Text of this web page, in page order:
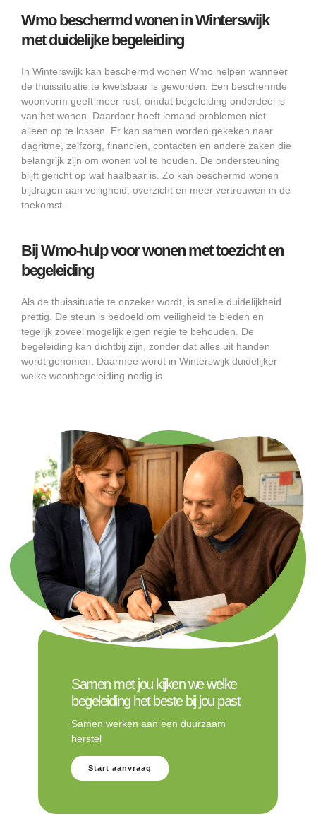
Wmo beschermd wonen in Winterswijk
met duidelijke begeleiding
In Winterswijk kan beschermd wonen Wmo helpen wanneer
de thuissituatie te kwetsbaar is geworden. Een beschermde
woonvorm geeft meer rust, omdat begeleiding onderdeel is
van het wonen. Daardoor hoeft iemand problemen niet
alleen op te lossen. Er kan samen worden gekeken naar
dagritme, zelfzorg, financiën, contacten en andere zaken die
belangrijk zijn om wonen vol te houden. De ondersteuning
blijft gericht op wat haalbaar is. Zo kan beschermd wonen
bijdragen aan veiligheid, overzicht en meer vertrouwen in de
toekomst.
Bij Wmo-hulp voor wonen met toezicht en
begeleiding
Als de thuissituatie te onzeker wordt, is snelle duidelijkheid
prettig. De steun is bedoeld om veiligheid te bieden en
tegelijk zoveel mogelijk eigen regie te behouden. De
begeleiding kan dichtbij zijn, zonder dat alles uit handen
wordt genomen. Daarmee wordt in Winterswijk duidelijker
welke woonbegeleiding nodig is.
Samen met jou kijken we welke
begeleiding het beste bij jou past
Samen werken aan een duurzaam
herstel
Start aanvraag